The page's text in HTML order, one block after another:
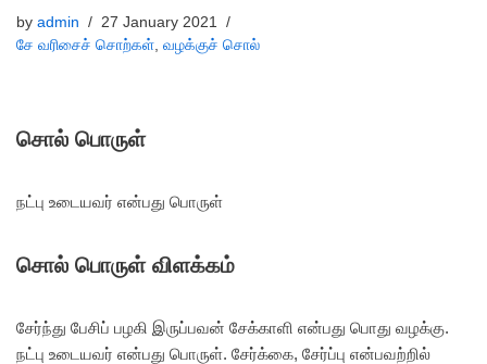
by admin
27 January 2021
சே வரிசைச் சொற்கள், வழக்குச் சொல்
சொல் பொருள்
நட்பு உடையவர் என்பது பொருள்
சொல் பொருள் விளக்கம்
சேர்ந்து பேசிப் பழகி இருப்பவன் சேக்காளி என்பது பொது வழக்கு.
நட்பு உடையவர் என்பது பொருள். சேர்க்கை, சேர்ப்பு என்பவற்றில்